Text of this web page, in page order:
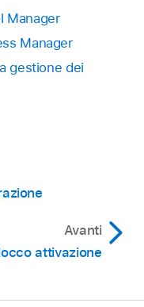
Manager
Manager
gestione dei
Avanti
attivazione